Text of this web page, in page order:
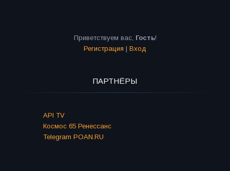
Приветствуем вас, Гость!
Регистрация | Вход
ПАРТНЁРЫ
API TV
Космос 65 Ренессанс
Telegram POAN.RU